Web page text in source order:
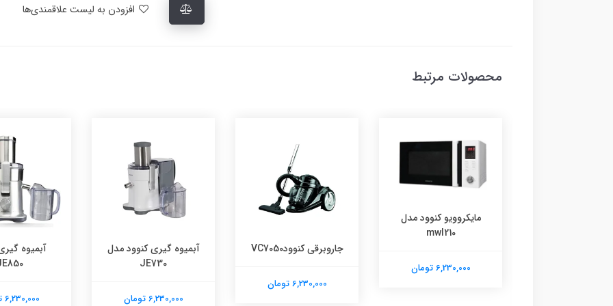
محصولات مرتبط
مایکروویو کنوود مدل
mwl210
6,230,000 تومان
جاروبرقی کنوودVC7050
6,230,000 تومان
آبمیوه گیری کنوود مدل
JE730
6,230,000 تومان
آبمیوه
6,230,000 تومان